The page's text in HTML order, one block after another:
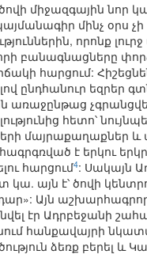
միջազգային նոր
մինչ օրս չի
որոնք
բանագնացները
հարցում:
ընդհանուր եզրեր
առաջընթաց
հետո՝
է երկու
հարցում4: Սակայն
կա. այն է՝ ծովի
Այն
էր Ադրբեջանի
հանքավայրի
ձեռք բերել